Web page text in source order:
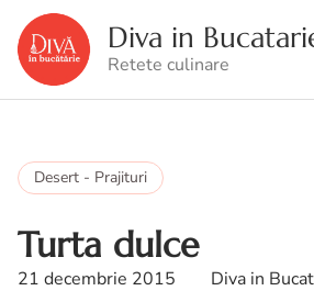
Diva in
Retete culinare
Desert - Prajituri
Turta dulce
21 decembrie 2015 Diva in